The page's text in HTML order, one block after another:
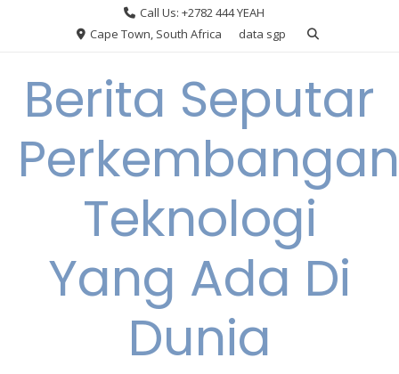
Call Us: +2782 444 YEAH
Cape Town, South Africa
data sgp
Berita Seputar
Perkembangan
Teknologi
Yang Ada Di
Dunia